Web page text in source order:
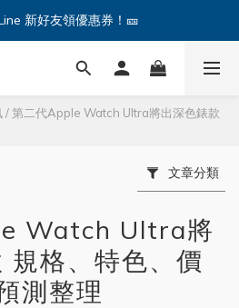
系列熱銷中🔥點我購買 — !
新好友領優惠券！🎫
系列熱銷中🔥點我購買 — !
/ 第二代Apple Watch Ultra將出深色錶款
文章分類
Watch Ultra將
規格、特色、價
測整理